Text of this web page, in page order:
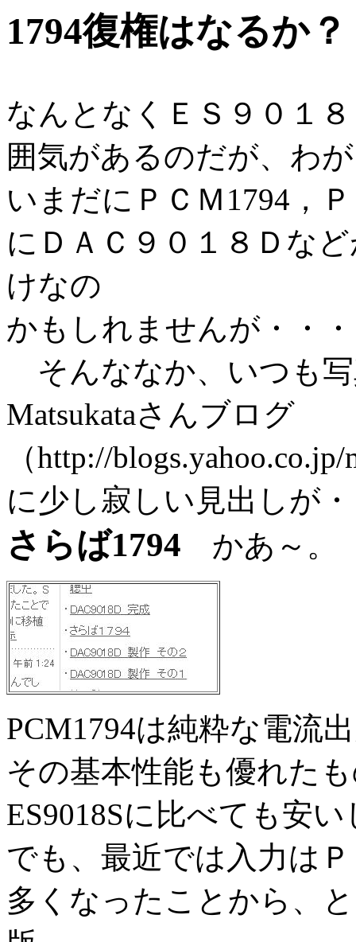
1794復権はなるか
なんとなくＥＳ９０１
囲気があるのだが、わ
いまだにＰＣＭ1794，
にＤＡＣ９０１８Ｄな
けなの
かもしれませんが・・
そんななか、いつも
Matsukataさんブログ
（http://
に少し寂しい見出しが
さらば1794 かあ～。
PCM1794は純粋な電流
その基本性能も優れた
ES9018Sに比べても安
でも、最近では入力は
多くなったことから、